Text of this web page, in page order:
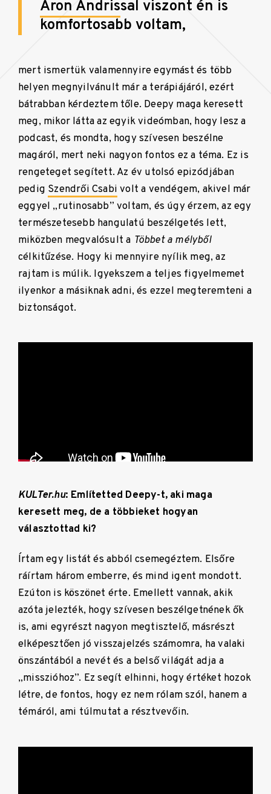
Áron Andrissal viszont én is
komfortosabb voltam,
mert ismertük valamennyire egymást és több
helyen megnyilvánult már a terápiájáról, ezért
bátrabban kérdeztem tőle. Deepy maga keresett
meg, mikor látta az egyik videómban, hogy lesz a
podcast, és mondta, hogy szívesen beszélne
magáról, mert neki nagyon fontos ez a téma. Ez is
rengeteget segített. Az év utolsó epizódjában
pedig Szendrői Csabi volt a vendégem, akivel már
eggyel „rutinosabb” voltam, és úgy érzem, az egy
természetesebb hangulatú beszélgetés lett,
miközben megvalósult a Többet a mélyből
célkitűzése. Hogy ki mennyire nyílik meg, az
rajtam is múlik. Igyekszem a teljes figyelmemet
ilyenkor a másiknak adni, és ezzel megteremteni a
biztonságot.
KULTer.hu: Említetted Deepy-t, aki maga
keresett meg, de a többieket hogyan
választottad ki?
Írtam egy listát és abból csemegéztem. Elsőre
ráírtam három emberre, és mind igent mondott.
Ezúton is köszönet érte. Emellett vannak, akik
azóta jelezték, hogy szívesen beszélgetnének ők
is, ami egyrészt nagyon megtisztelő, másrészt
elképesztően jó visszajelzés számomra, ha valaki
önszántából a nevét és a belső világát adja a
„misszióhoz”. Ez segít elhinni, hogy értéket hozok
létre, de fontos, hogy ez nem rólam szól, hanem a
témáról, ami túlmutat a résztvevőin.